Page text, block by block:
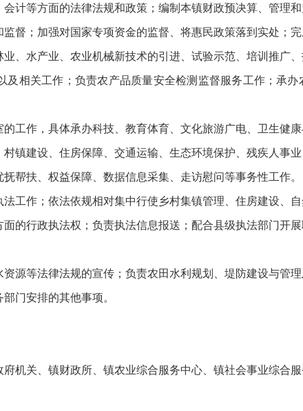
等方面的法律法规和政策；编制本镇财政预决算、管理和
督；加强对国家专项资金的监督、将惠民政策落到实处；完
水产业、农业机械新技术的引进、试验示范、培训推广
相关工作；负责农产品质量安全检测监督服务工作；承
作，具体承办科技、教育体育、文化旅游广电、卫生健康
镇建设、住房保障、交通运输、生态环境保护、残疾人事
扶、权益保障、数据信息采集、走访慰问等事务性工作。
作；依法依规相对集中行使乡村集镇管理、住房建设、
的行政执法权；负责执法信息报送；配合县级执法部门开
等法律法规的宣传；负责农田水利规划、堤防建设与管
门安排的其他事项。
关、镇财政所、镇农业综合服务中心、镇社会事业综合